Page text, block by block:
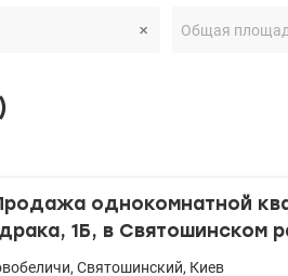
однокомнатной
1Б, в Святошинском
, Святошинский, Киев